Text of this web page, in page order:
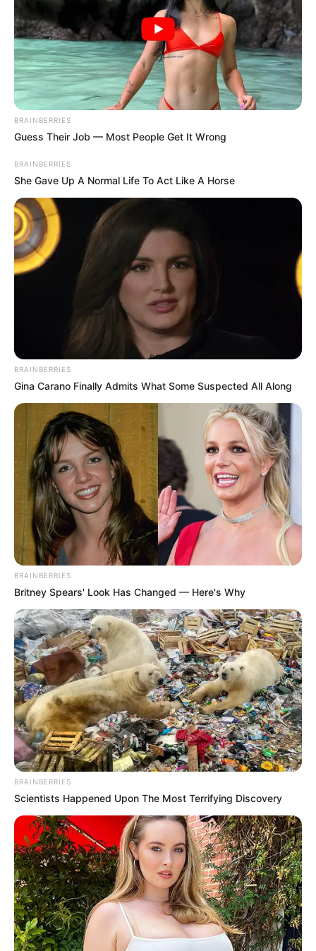
© 2025 EVIANEWS του Γιώργου Κουτσελίνη
BRAINBERRIES
Guess Their Job — Most People Get It Wrong
BRAINBERRIES
She Gave Up A Normal Life To Act Like A Horse
BRAINBERRIES
Gina Carano Finally Admits What Some Suspected All Along
BRAINBERRIES
Britney Spears' Look Has Changed — Here's Why
BRAINBERRIES
Scientists Happened Upon The Most Terrifying Discovery